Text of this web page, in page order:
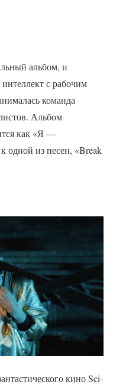
альбом, и
с рабочим
команда
Альбом
как «Я —
одной из песен, «Break
кино Sci-